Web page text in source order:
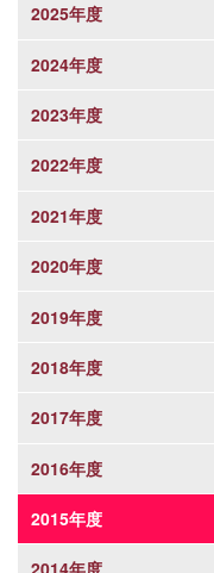
2025年度
2024年度
2023年度
2022年度
2021年度
2020年度
2019年度
2018年度
2017年度
2016年度
2015年度